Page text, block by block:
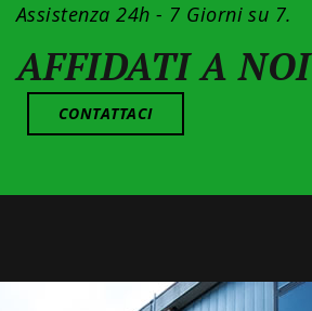
Assistenza 24h - 7 Giorni su 7.
AFFIDATI A NOI
CONTATTACI